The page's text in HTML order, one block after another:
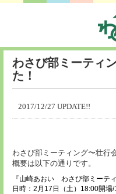
わさび部ミーティ
た！
2017/12/27 UPDATE!!
わさび部ミーティング〜壮行
概要は以下の通りです。
『山崎あおい わさび部ミーテ
日時：2月17日（土）18:00開場